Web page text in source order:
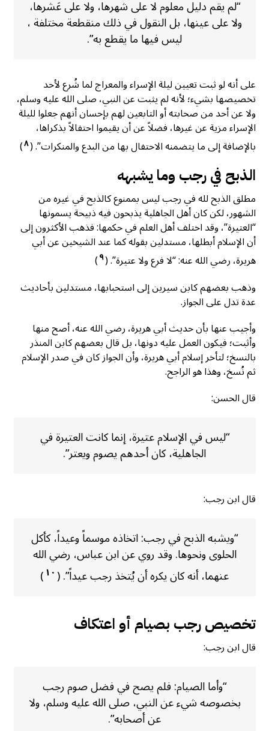
“لم يقم دليل معلوم لا على شهرها، ولا على عَشرها،
ولا على عينها، بل النقول في ذلك منقطعة مختلفة ،
ليس فيها ما يقطع به”.
على أنه لو ثبت تعيين ليلة الإسراء والمعراج لما شُرع لأحد
تخصيصها بشيء؛ لأنه لم يثبت عن النبي، صلى الله عليه وسلم،
ولا عن أحد من صحابته أو التابعين لهم بإحسان أنهم جعلوا لليلة
الإسراء مزية عن غيرها، فضلاً عن أن يقيموا احتفالاً بذكراها،
بالإضافة إلى ما يتضمنه الاحتفال بها من البدع والمنكرات”. (٨)
الذبح في رجب وما يشبهه
مطلق الذبح لله في رجب ليس بممنوع كالذبح في غيره من
الشهور، لكن كان أهل الجاهلية يذبحون فيه ذبيحة يسمونها
“العتيرة”، وقد اختلف أهل العلم في حكمها: فذهب الأكثرون إلى
أن الإسلام أبطلها، مستدلين بقوله كما عند الشيخين عن أبي
هريرة، رضي الله عنه: “لا فرع ولا عتيرة”. (٩)
وذهب بعضهم كابن سيرين إلى استحبابها، مستدلين بأحاديث
عدة تدل على الجواز.
وأجيب عنها بأن حديث أبي هريرة، رضي الله عنه، أصح منها
وأثبت؛ فيكون العمل عليه دونها، بل قال بعضهم كابن المنذر
بالنسخ؛ لتأخر إسلام أبي هريرة، وأن الجواز كان في صدر الإسلام
ثم نُسخ، وهذا هو الراجح.
قال الحسن:
“ليس في الإسلام عتيرة، إنما كانت العتيرة في
الجاهلية، كان أحدهم يصوم ويعتر”.
قال ابن رجب:
“ويشبه الذبح في رجب: اتخاذه موسماً وعيداً، كأكل
الحلوى ونحوها. وقد روي عن ابن عباس، رضي الله
عنهما، أنه كان يكره أن يُتخذ رجب عيداً”. (١٠)
تخصيص رجب بصيام أو اعتكاف
قال ابن رجب:
“وأما الصيام: فلم يصح في فضل صوم رجب
بخصوصه شيء عن النبي، صلى الله عليه وسلم، ولا
عن أصحابه”.